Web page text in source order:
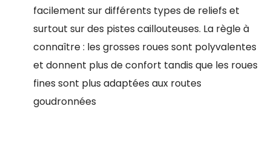
facilement sur différents types de reliefs et
surtout sur des pistes caillouteuses. La règle à
connaître : les grosses roues sont polyvalentes
et donnent plus de confort tandis que les roues
fines sont plus adaptées aux routes
goudronnées